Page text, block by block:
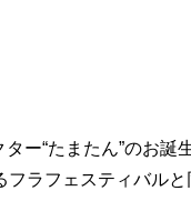
ー“たまたん”のお誕
ラフェスティバルと